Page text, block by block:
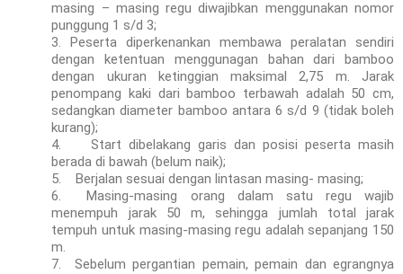
masing – masing regu diwajibkan menggunakan nomor
punggung 1 s/d 3;
3.
Peserta diperkenankan membawa peralatan sendiri
dengan ketentuan menggunagan bahan dari bamboo
dengan ukuran ketinggian maksimal 2,75 m. Jarak
penompang kaki dari bamboo terbawah adalah 50 cm,
sedangkan diameter bamboo antara 6 s/d 9 (tidak boleh
kurang);
4.
Start dibelakang garis dan posisi peserta masih
berada di bawah (belum naik);
5.
Berjalan sesuai dengan lintasan masing- masing;
6.
Masing-masing orang dalam satu regu wajib
menempuh jarak 50 m, sehingga jumlah total jarak
tempuh untuk masing-masing regu adalah sepanjang 150
m.
7.
Sebelum pergantian pemain, pemain dan egrangnya